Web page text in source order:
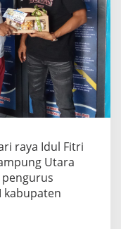
raya Idul Fitri
Utara
kabupaten